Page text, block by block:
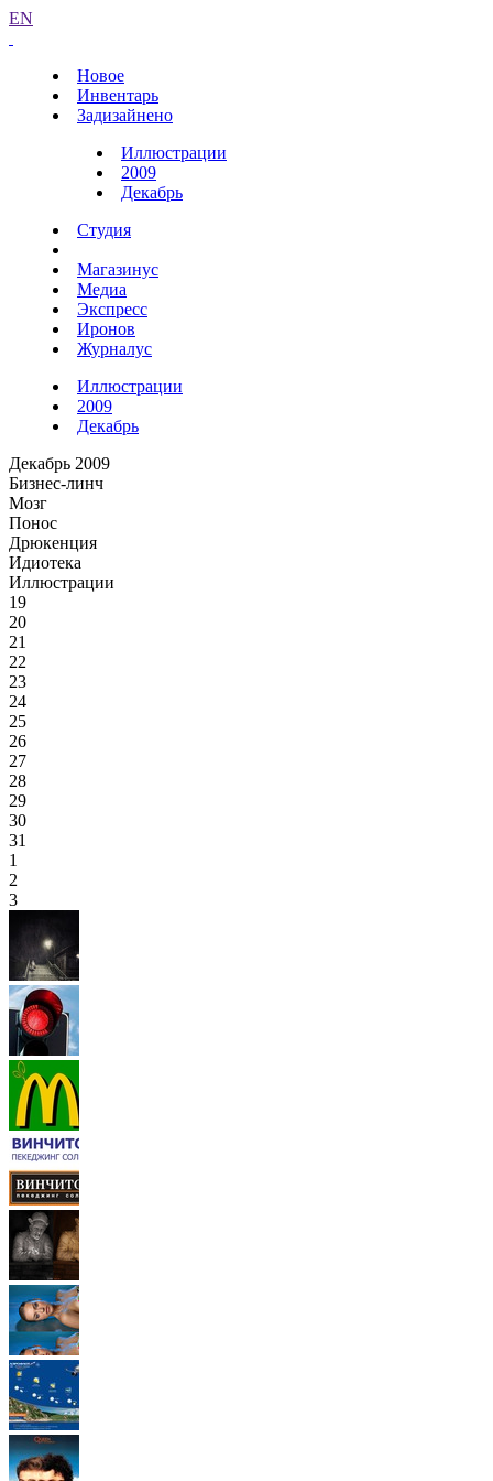
EN
Новое
Инвентарь
Задизайнено
Иллюстрации
2009
Декабрь
Студия
Магазинус
Медиа
Экспресс
Иронов
Журналус
Иллюстрации
2009
Декабрь
Декабрь 2009
Бизнес-линч
Мозг
Понос
Дрюкенция
Идиотека
Иллюстрации
19
20
21
22
23
24
25
26
27
28
29
30
31
1
2
3